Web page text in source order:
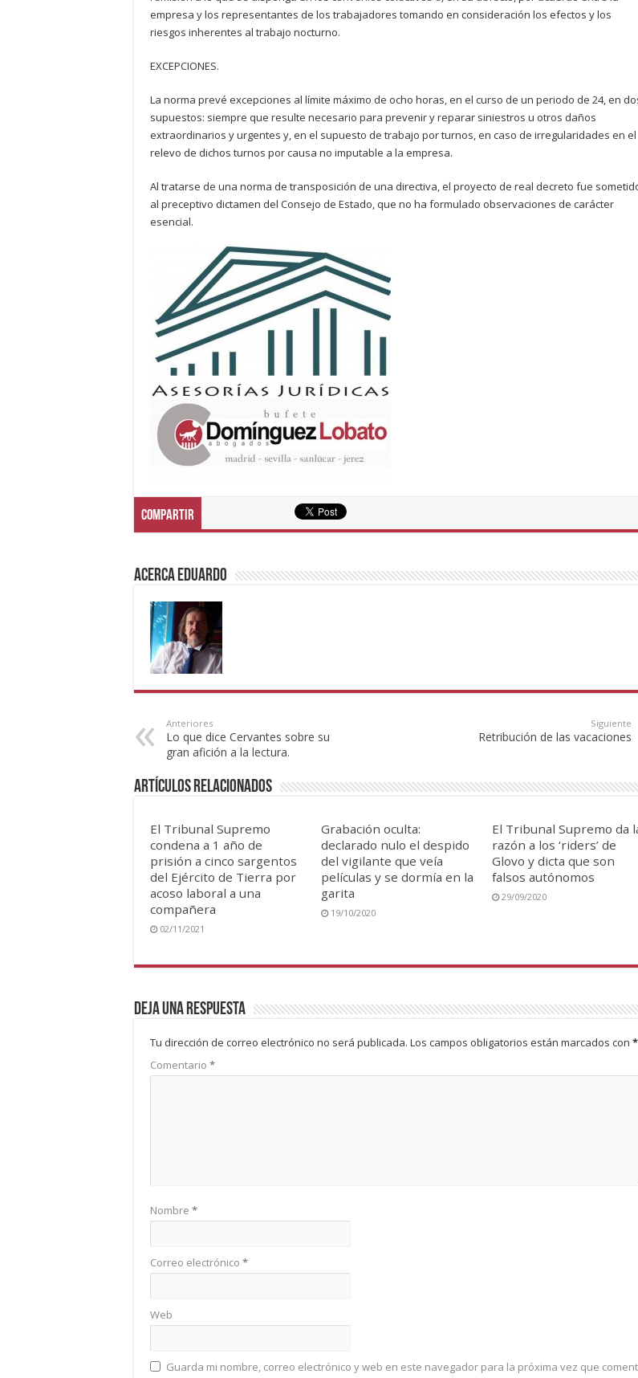
empresa y los representantes de los trabajadores tomando en consideración los efectos y los
riesgos inherentes al trabajo nocturno.
EXCEPCIONES.
La norma prevé excepciones al límite máximo de ocho horas, en el curso de un periodo de 24, en
supuestos: siempre que resulte necesario para prevenir y reparar siniestros u otros daños
extraordinarios y urgentes y, en el supuesto de trabajo por turnos, en caso de irregularidades en el
relevo de dichos turnos por causa no imputable a la empresa.
Al tratarse de una norma de transposición de una directiva, el proyecto de real decreto fue
al preceptivo dictamen del Consejo de Estado, que no ha formulado observaciones de carácter
esencial.
Compartir
Acerca eduardo
Anteriores
Lo que dice Cervantes sobre su
gran afición a la lectura.
Siguiente
Retribución de las vacaciones
Artículos Relacionados
El Tribunal Supremo
condena a 1 año de
prisión a cinco sargentos
del Ejército de Tierra por
acoso laboral a una
compañera
02/11/2021
Grabación oculta:
declarado nulo el despido
del vigilante que veía
películas y se dormía en la
garita
19/10/2020
El Tribunal Supremo da
razón a los ‘riders’ de
Glovo y dicta que son
falsos autónomos
29/09/2020
Deja una respuesta
Tu dirección de correo electrónico no será publicada. Los campos obligatorios están marcados con *
Comentario *
Nombre *
Correo electrónico *
Web
Guarda mi nombre, correo electrónico y web en este navegador para la próxima vez que